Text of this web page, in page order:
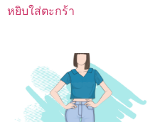
หยิบใส่ตะกร้า